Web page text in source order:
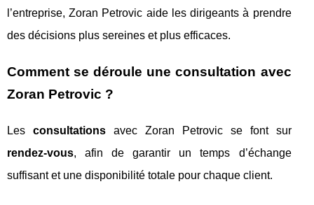
l’entreprise, Zoran Petrovic aide les dirigeants à prendre
des décisions plus sereines et plus efficaces.
Comment se déroule une consultation avec
Zoran Petrovic ?
Les consultationsavec Zoran Petrovic se font sur
rendez-vous, afin de garantir un temps d’échange
suffisant et une disponibilité totale pour chaque client.